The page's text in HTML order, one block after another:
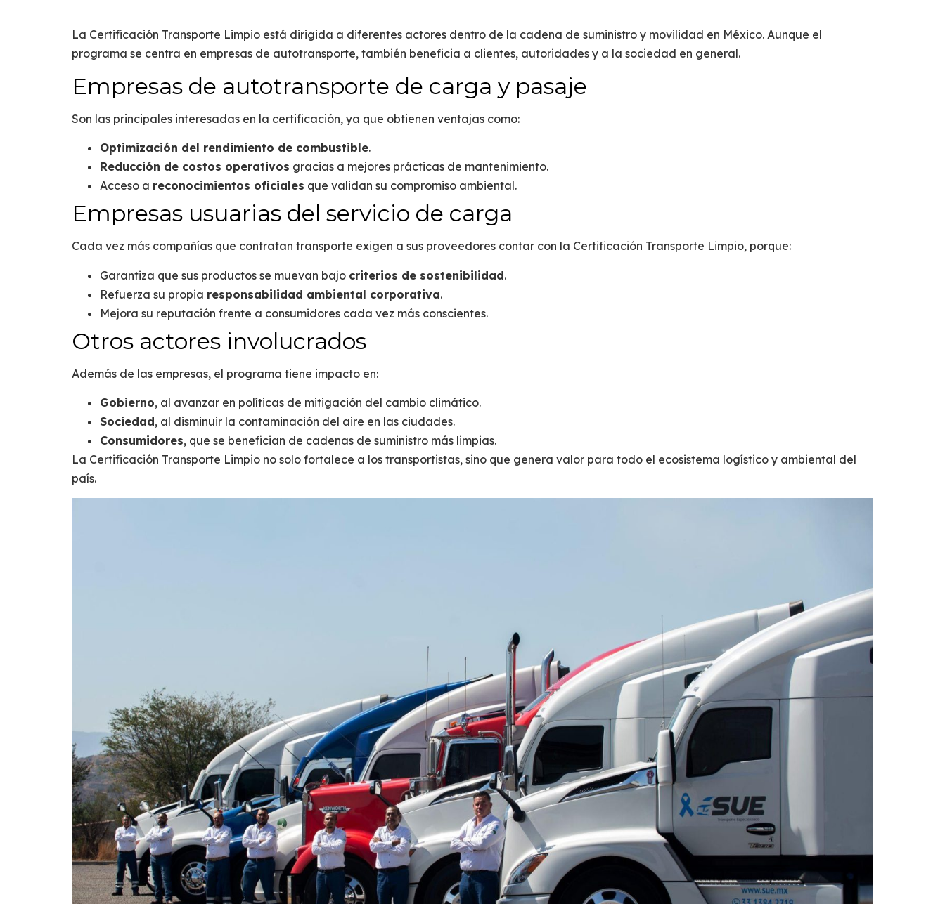
La Certificación Transporte Limpio está dirigida a diferentes actores dentro de la cadena de suministro y movilidad en México. Aunque el
programa se centra en empresas de autotransporte, también beneficia a clientes, autoridades y a la sociedad en general.
Empresas de autotransporte de carga y pasaje
Son las principales interesadas en la certificación, ya que obtienen ventajas como:
Optimización del rendimiento de combustible.
Reducción de costos operativos gracias a mejores prácticas de mantenimiento.
Acceso a reconocimientos oficiales que validan su compromiso ambiental.
Empresas usuarias del servicio de carga
Cada vez más compañías que contratan transporte exigen a sus proveedores contar con la Certificación Transporte Limpio, porque:
Garantiza que sus productos se muevan bajo criterios de sostenibilidad.
Refuerza su propia responsabilidad ambiental corporativa.
Mejora su reputación frente a consumidores cada vez más conscientes.
Otros actores involucrados
Además de las empresas, el programa tiene impacto en:
Gobierno, al avanzar en políticas de mitigación del cambio climático.
Sociedad, al disminuir la contaminación del aire en las ciudades.
Consumidores, que se benefician de cadenas de suministro más limpias.
La Certificación Transporte Limpio no solo fortalece a los transportistas, sino que genera valor para todo el ecosistema logístico y ambiental del
país.